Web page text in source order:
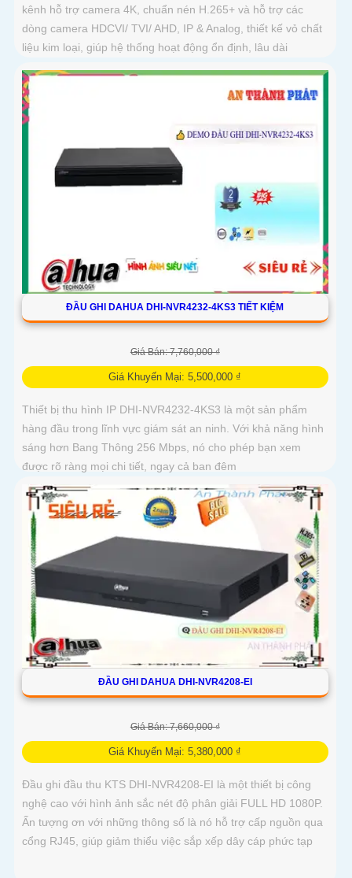
kênh hỗ trợ camera 4K, chuẩn nén H.265+ và hỗ trợ các
dòng camera HDCVI/ TVI/ AHD, IP & Analog, thiết kế vỏ chất
liệu kim loại, giúp hệ thống hoạt động ổn định, lâu dài
ĐẦU GHI DAHUA DHI-NVR4232-4KS3 TIẾT KIỆM
Giá Bán: 7,760,000 ₫
Giá Khuyến Mại: 5,500,000 ₫
Thiết bị thu hình IP DHI-NVR4232-4KS3 là một sản phẩm
hàng đầu trong lĩnh vực giám sát an ninh. Với khả năng hình
sáng hơn Bang Thông 256 Mbps, nó cho phép bạn xem
được rõ ràng mọi chi tiết, ngay cả ban đêm
ĐẦU GHI DAHUA DHI-NVR4208-EI
Giá Bán: 7,660,000 ₫
Giá Khuyến Mại: 5,380,000 ₫
Đầu ghi đầu thu KTS DHI-NVR4208-EI là một thiết bị công
nghệ cao với hình ảnh sắc nét độ phân giải FULL HD 1080P.
Ấn tượng ơn với những thông số là nó hỗ trợ cấp nguồn qua
cổng RJ45, giúp giảm thiểu việc sắp xếp dây cáp phức tạp